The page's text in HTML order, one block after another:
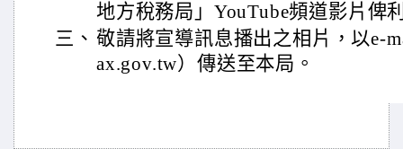
地方稅務局」YouTube頻道影片俾
三、 敬請將宣導訊息播出之相片，以e-
ax.gov.tw）傳送至本局。